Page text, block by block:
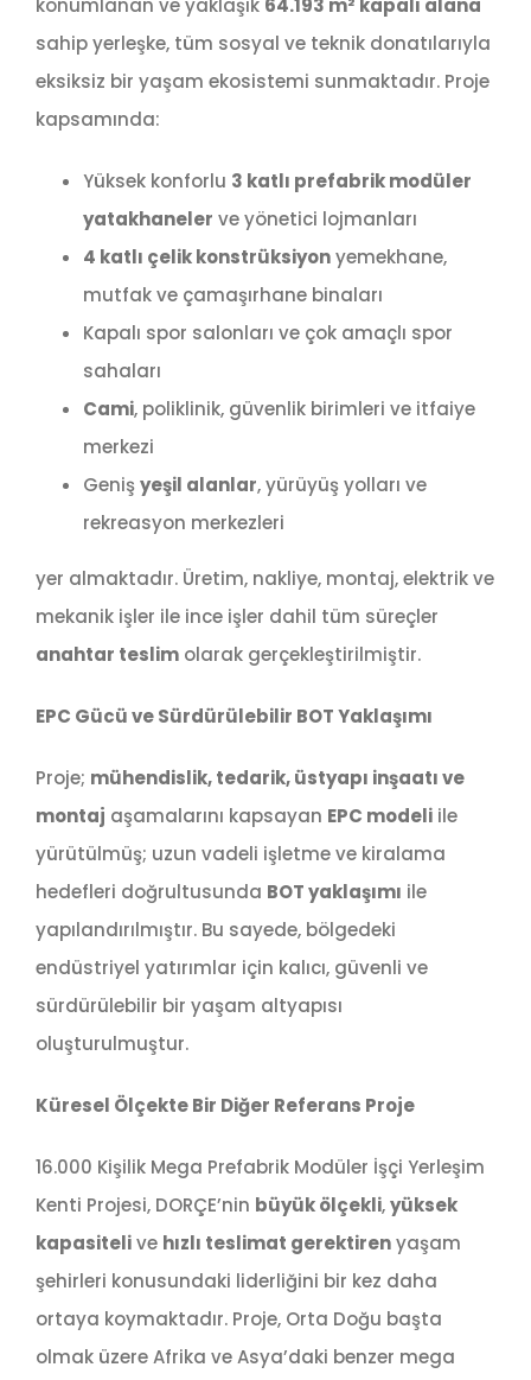
konumlanan ve yaklaşık 64.193 m² kapalı alana
sahip yerleşke, tüm sosyal ve teknik donatılarıyla
eksiksiz bir yaşam ekosistemi sunmaktadır. Proje
kapsamında:
Yüksek konforlu 3 katlı prefabrik modüler
yatakhaneler ve yönetici lojmanları
4 katlı çelik konstrüksiyonyemekhane,
mutfak ve çamaşırhane binaları
Kapalı spor salonları ve çok amaçlı spor
sahaları
Cami, poliklinik, güvenlik birimleri ve itfaiye
merkezi
Genişyeşil alanlar, yürüyüş yolları ve
rekreasyon merkezleri
yer almaktadır. Üretim, nakliye, montaj, elektrik ve
mekanik işler ile ince işler dahil tüm süreçler
anahtar teslimolarak gerçekleştirilmiştir.
EPC Gücü ve Sürdürülebilir BOT Yaklaşımı
Proje; mühendislik, tedarik, üstyapı inşaatı ve
montaj aşamalarını kapsayan EPC modeliile
yürütülmüş; uzun vadeli işletme ve kiralama
hedefleri doğrultusunda BOT yaklaşımı ile
yapılandırılmıştır. Bu sayede, bölgedeki
endüstriyel yatırımlar için kalıcı, güvenli ve
sürdürülebilir bir yaşam altyapısı
oluşturulmuştur.
Küresel Ölçekte Bir Diğer Referans Proje
16.000 Kişilik Mega Prefabrik Modüler İşçi Yerleşim
Kenti Projesi, DORÇE’nin büyük ölçekli,yüksek
kapasitelive hızlı teslimat gerektirenyaşam
şehirleri konusundaki liderliğini bir kez daha
ortaya koymaktadır. Proje, Orta Doğu başta
olmak üzere Afrika ve Asya’daki benzer mega